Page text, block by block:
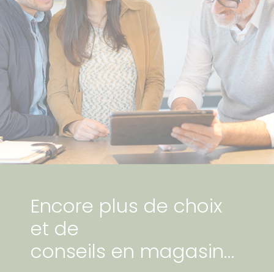
Encore plus de choix
et de
conseils en magasin…